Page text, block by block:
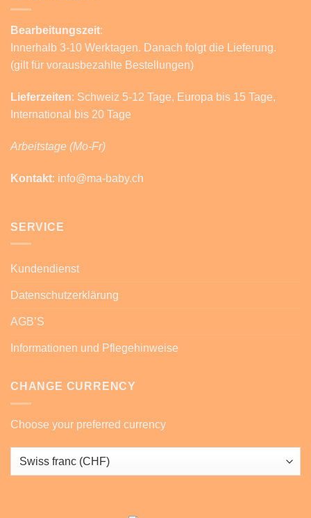
Bearbeitungszeit:
Innerhalb 3-10 Werktagen. Danach folgt die Lieferung.
(gilt für vorausbezahlte Bestellungen)
Lieferzeiten: Schweiz 5-12 Tage, Europa bis 15 Tage,
International bis 20 Tage
Arbeitstage (Mo-Fr)
Kontakt: info@ma-baby.ch
SERVICE
Kundendienst
Datenschutzerklärung
AGB’S
Informationen und Pflegehinweise
CHANGE CURRENCY
Choose your preferred currency